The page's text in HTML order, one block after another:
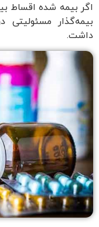
اگر بیمه شده اقساط
بیمه‌گذار مسئولیتی
داشت.